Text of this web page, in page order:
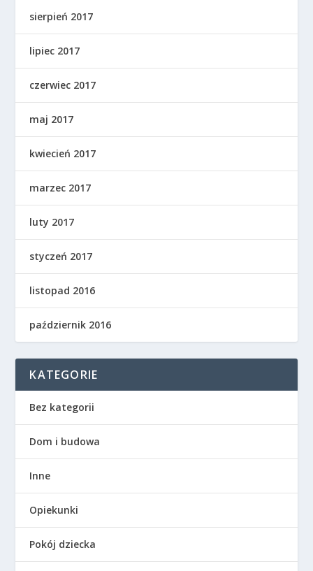
sierpień 2017
lipiec 2017
czerwiec 2017
maj 2017
kwiecień 2017
marzec 2017
luty 2017
styczeń 2017
listopad 2016
październik 2016
KATEGORIE
Bez kategorii
Dom i budowa
Inne
Opiekunki
Pokój dziecka